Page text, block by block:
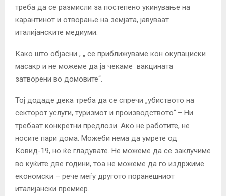
треба да се размисли за постепено укинување на
карантинот и отворање на земјата, јавуваат
италијанските медиуми.
Како што објасни , „ се приближуваме кон окупациски
масакр и не можеме да ја чекаме вакцината
затворени во домовите“.
Тој додаде дека треба да се спречи „убиството на
секторот услуги, туризмот и производството“.– Ни
требаат конкретни предлози. Ако не работите, не
носите пари дома. Можеби нема да умрете од
Ковид-19, но ќе гладувате. Не можеме да се заклучиме
во куќите две години, тоа не можеме да го издржиме
економски – рече меѓу другото поранешниот
италијански премиер.